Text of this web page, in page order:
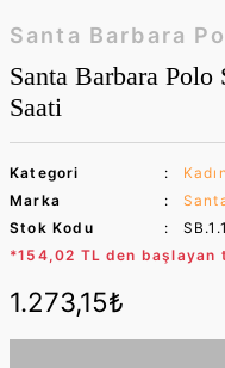
Santa Barbara
Santa Barbara
Saati
Kategori
Marka
Stok Kodu
*154,02 TL den
1.273,15₺